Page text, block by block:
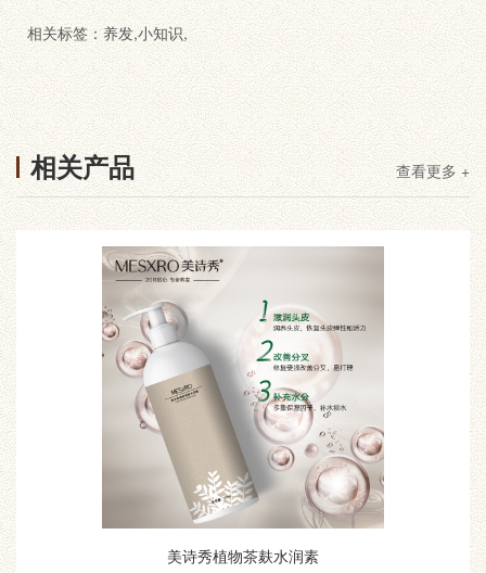
相关标签：养发,小知识,
相关产品 查看更多 +
美诗秀植物茶麸水润素